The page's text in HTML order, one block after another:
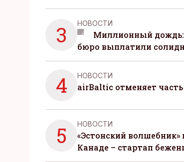
3 НОВОСТИ
Миллионный дождь:
бюро выплатили
4 НОВОСТИ
airBaltic отменяет
5 НОВОСТИ
«Эстонский
Канаде – стартап